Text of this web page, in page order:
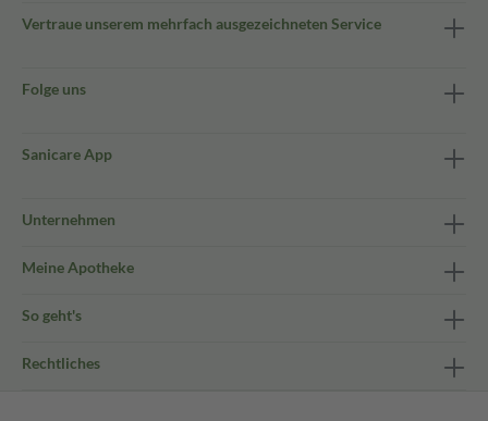
Vertraue unserem mehrfach ausgezeichneten Service
Folge uns
Sanicare App
Unternehmen
Meine Apotheke
So geht's
Rechtliches